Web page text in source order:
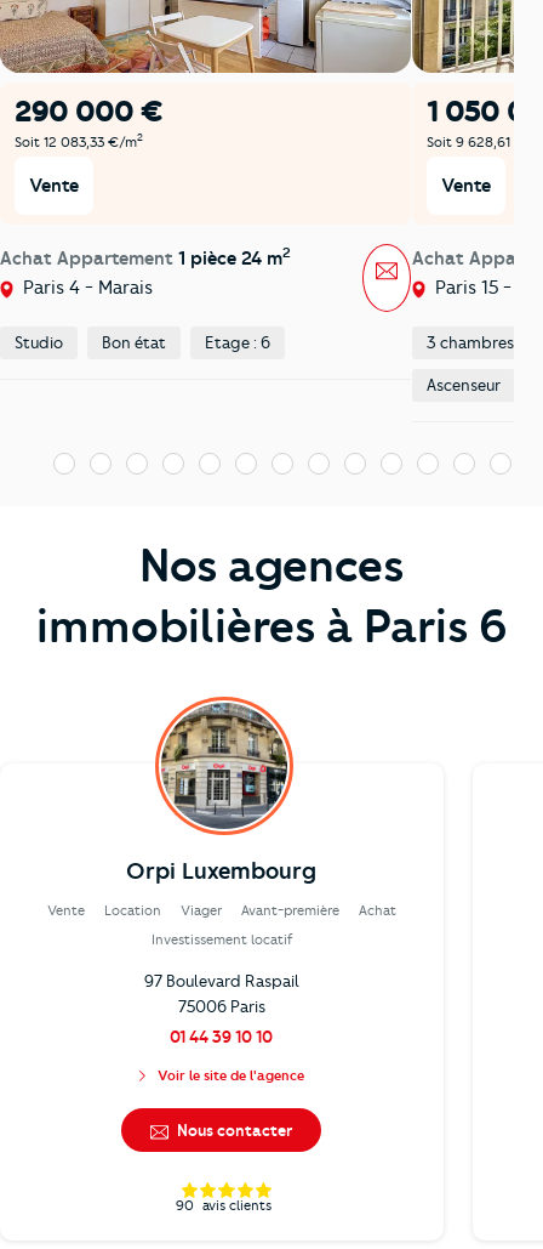
290 000 €
Soit 12 083,33 €/m2
Vente
Achat Appartement 1 pièce 24 m2
Paris 4 - Marais
Message
Studio Bon état Etage : 6
1 050
Soit 9 628,61 €/m
Vente
Achat
Paris 15 -
3 chambres
Ascenseur
1 2 3 4 5 6 7 8 9 10 11 12 13
Nos agences
immobilières à Paris 6
Orpi Luxembourg
Vente Location Viager Avant-première
Achat
Investissement locatif
97 Boulevard Raspail
75006 Paris
01 44 39 10 10
Voir le site de l'agence
Nous contacter
90 avis clients